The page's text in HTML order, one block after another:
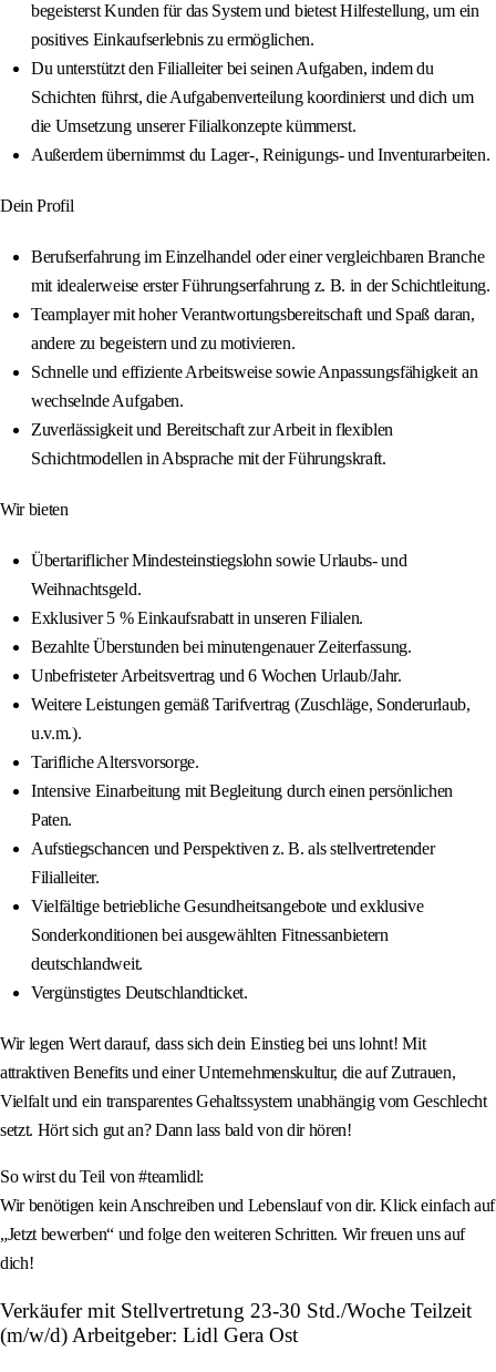
begeisterst Kunden für das System und bietest Hilfestellung, um ein
positives Einkaufserlebnis zu ermöglichen.
Du unterstützt den Filialleiter bei seinen Aufgaben, indem du
Schichten führst, die Aufgabenverteilung koordinierst und dich um
die Umsetzung unserer Filialkonzepte kümmerst.
Außerdem übernimmst du Lager-, Reinigungs- und Inventurarbeiten.
Dein Profil
Berufserfahrung im Einzelhandel oder einer vergleichbaren Branche
mit idealerweise erster Führungserfahrung z. B. in der Schichtleitung.
Teamplayer mit hoher Verantwortungsbereitschaft und Spaß daran,
andere zu begeistern und zu motivieren.
Schnelle und effiziente Arbeitsweise sowie Anpassungsfähigkeit an
wechselnde Aufgaben.
Zuverlässigkeit und Bereitschaft zur Arbeit in flexiblen
Schichtmodellen in Absprache mit der Führungskraft.
Wir bieten
Übertariflicher Mindesteinstiegslohn sowie Urlaubs- und
Weihnachtsgeld.
Exklusiver 5 % Einkaufsrabatt in unseren Filialen.
Bezahlte Überstunden bei minutengenauer Zeiterfassung.
Unbefristeter Arbeitsvertrag und 6 Wochen Urlaub/Jahr.
Weitere Leistungen gemäß Tarifvertrag (Zuschläge, Sonderurlaub,
u.v.m.).
Tarifliche Altersvorsorge.
Intensive Einarbeitung mit Begleitung durch einen persönlichen
Paten.
Aufstiegschancen und Perspektiven z. B. als stellvertretender
Filialleiter.
Vielfältige betriebliche Gesundheitsangebote und exklusive
Sonderkonditionen bei ausgewählten Fitnessanbietern
deutschlandweit.
Vergünstigtes Deutschlandticket.
Wir legen Wert darauf, dass sich dein Einstieg bei uns lohnt! Mit
attraktiven Benefits und einer Unternehmenskultur, die auf Zutrauen,
Vielfalt und ein transparentes Gehaltssystem unabhängig vom Geschlecht
setzt. Hört sich gut an? Dann lass bald von dir hören!
So wirst du Teil von #teamlidl:
Wir benötigen kein Anschreiben und Lebenslauf von dir. Klick einfach auf
„Jetzt bewerben“ und folge den weiteren Schritten. Wir freuen uns auf
dich!
Verkäufer mit Stellvertretung 23-30 Std./Woche Teilzeit
(m/w/d) Arbeitgeber: Lidl Gera Ost